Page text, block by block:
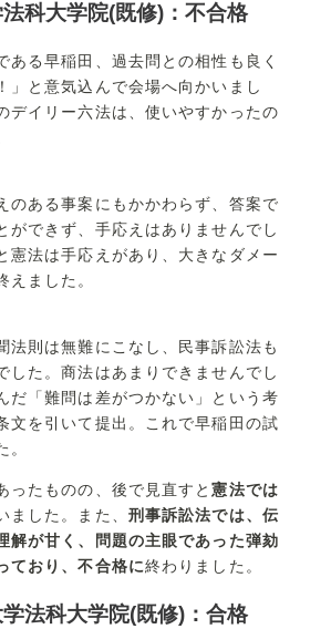
科大学院(既修)：不合格
ある早稲田、過去問との相性も良く
」と意気込んで会場へ向かいまし
デイリー六法は、使いやすかったの
のある事案にもかかわらず、答案で
ができず、手応えはありませんでし
憲法は手応えがあり、大きなダメー
えました。
法則は無難にこなし、民事訴訟法も
した。商法はあまりできませんでし
だ「難問は差がつかない」という考
文を引いて提出。これで早稲田の試
。
ったものの、後で見直すと憲法では
ました。また、 刑事訴訟法では、伝
解が甘く、問題の主眼であった弾劾
ており、不合格に終わりました。
法科大学院(既修)：合格